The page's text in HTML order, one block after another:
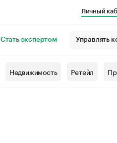
Личный
Стать экспертом Управлять
Недвижимость Ретейл